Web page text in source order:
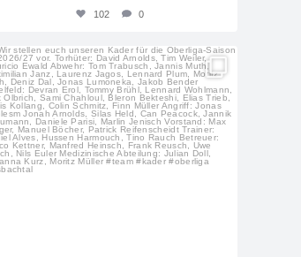
102 0
sportfreunde_eisbachtal
Aug. 1